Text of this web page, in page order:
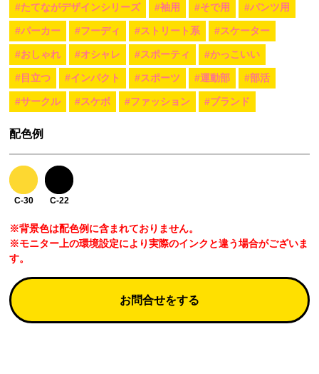
#たてながデザインシリーズ #袖用 #そで用 #パンツ用
#パーカー #フーディ #ストリート系 #スケーター
#おしゃれ #オシャレ #スポーティ #かっこいい
#目立つ #インパクト #スポーツ #運動部 #部活
#サークル #スケボ #ファッション #ブランド
配色例
C-30 C-22
※背景色は配色例に含まれておりません。
※モニター上の環境設定により実際のインクと違う場合がございま
す。
お問合せをする